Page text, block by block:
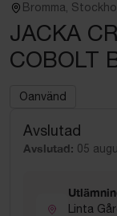
Bromma,
JACKA
COBOLT
Oanvänd
Avslutad
Avslutad: 05
Linta